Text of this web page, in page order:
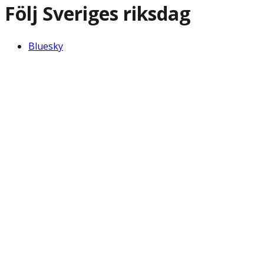
Följ Sveriges riksdag
Bluesky